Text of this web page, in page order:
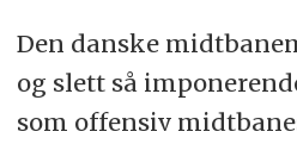
Den danske
og slett så
som offensiv